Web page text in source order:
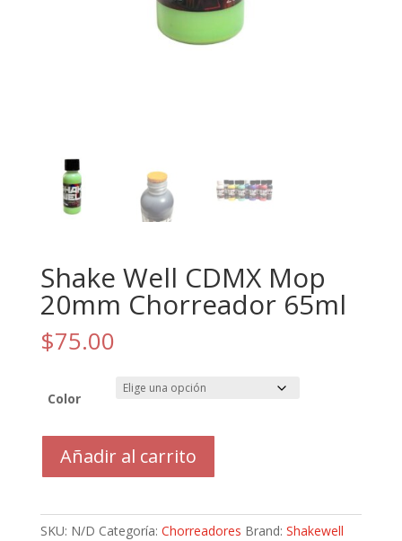
Shake Well CDMX Mop
20mm Chorreador 65ml
$75.00
Color
Well
20mm
Añadir al carrito
SKU: N/D Categoría: Chorreadores Brand: Shakewell